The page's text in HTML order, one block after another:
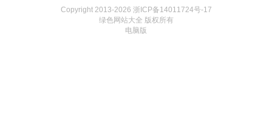
Copyright 2013-2026 浙ICP备14011724号-17
绿色网站大全 版权所有
电脑版